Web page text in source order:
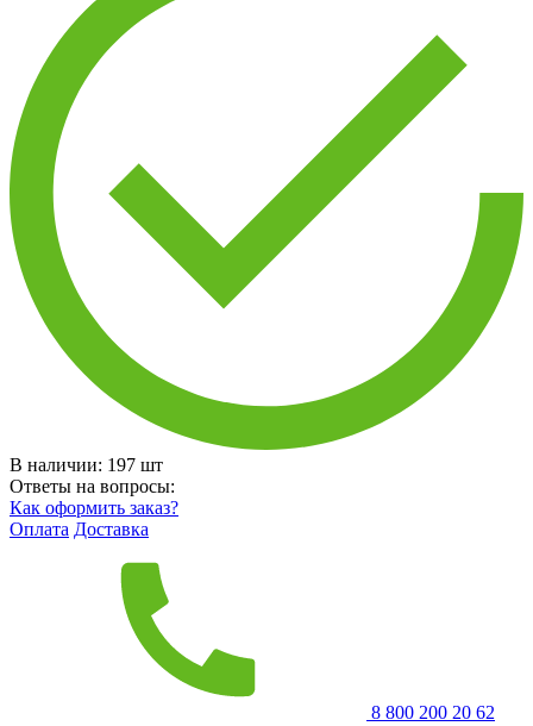
В наличии: 197 шт
Ответы на вопросы:
Как оформить заказ?
Оплата Доставка
8 800 200 20 62